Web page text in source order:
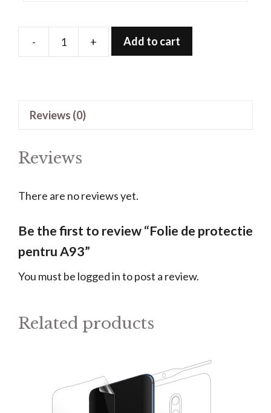
-
Folie
quantity
+ Add to cart
Reviews (0)
Reviews
There are no reviews yet.
Be the first to review “Folie de protectie
pentru A93”
You must be logged into post a review.
Related products